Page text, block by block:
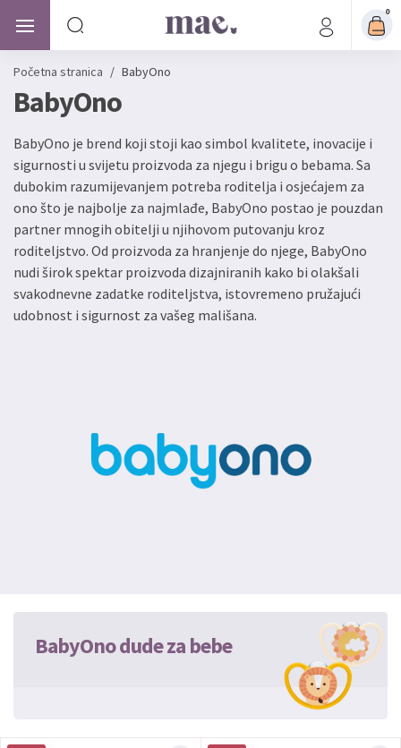
0
Početna stranica / BabyOno
BabyOno
BabyOno je brend koji stoji kao simbol kvalitete, inovacije i
sigurnosti u svijetu proizvoda za njegu i brigu o bebama. Sa
dubokim razumijevanjem potreba roditelja i osjećajem za
ono što je najbolje za najmlađe, BabyOno postao je pouzdan
partner mnogih obitelji u njihovom putovanju kroz
roditeljstvo. Od proizvoda za hranjenje do njege, BabyOno
nudi širok spektar proizvoda dizajniranih kako bi olakšali
svakodnevne zadatke roditeljstva, istovremeno pružajući
udobnost i sigurnost za vašeg mališana.
BabyOno dude za bebe